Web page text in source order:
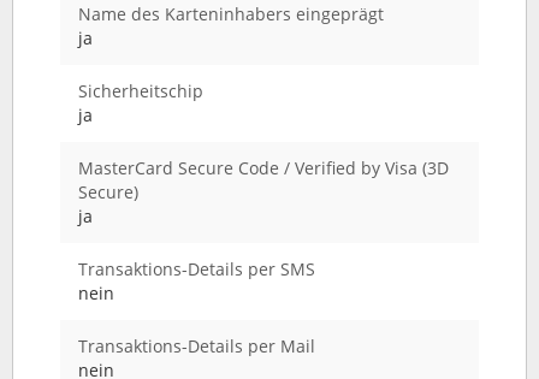
Name des Karteninhabers eingeprägt
ja
Sicherheitschip
ja
MasterCard Secure Code / Verified by Visa (3D
Secure)
ja
Transaktions-Details per SMS
nein
Transaktions-Details per Mail
nein